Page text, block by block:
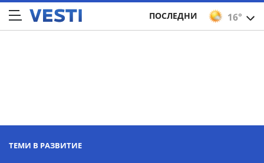
16°
ПОСЛЕДНИ
ТЕМИ В РАЗВИТИЕ